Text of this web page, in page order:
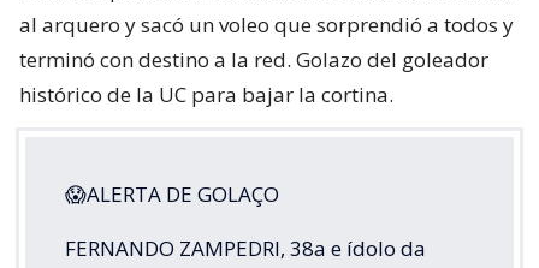
al arquero y sacó un voleo que sorprendió a todos y
terminó con destino a la red. Golazo del goleador
histórico de la UC para bajar la cortina.
😱ALERTA DE GOLAÇO
FERNANDO ZAMPEDRI, 38a e ídolo da